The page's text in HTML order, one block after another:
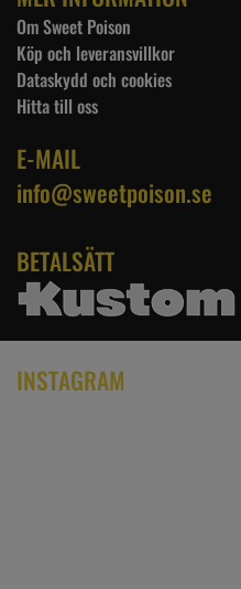
Om Sweet Poison
Köp och leveransvillkor
Dataskydd och cookies
Hitta till oss
E-MAIL
info@sweetpoison.se
BETALSÄTT
INSTAGRAM